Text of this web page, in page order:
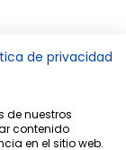
de privacidad
de nuestros
contenido
en el sitio web.